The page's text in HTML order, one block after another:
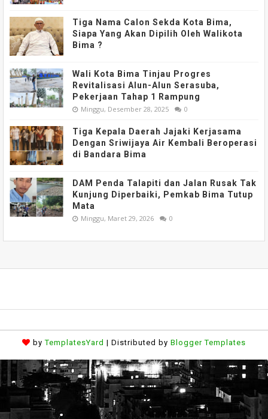
Tiga Nama Calon Sekda Kota Bima,
Siapa Yang Akan Dipilih Oleh Walikota
Bima ?
Wali Kota Bima Tinjau Progres
Revitalisasi Alun-Alun Serasuba,
Pekerjaan Tahap 1 Rampung
Minggu, Desember 28, 2025 0
Tiga Kepala Daerah Jajaki Kerjasama
Dengan Sriwijaya Air Kembali Beroperasi
di Bandara Bima
DAM Penda Talapiti dan Jalan Rusak Tak
Kunjung Diperbaiki, Pemkab Bima Tutup
Mata
Minggu, Maret 29, 2026 0
byTemplatesYard | Distributed by Blogger Templates